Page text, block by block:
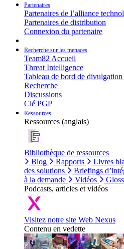
Partenaires
Partenaires de l’alliance
Partenaires de distribution
Connexion du partenaire
Recherche sur les menaces
Team82 Accueil
Threat Intelligence
Tableau de bord de
Recherche
Discussions
Clé PGP
Ressources
Ressources (anglais)
Bibliothèque de ressources
Blog
Rapports Livres
des solutions
Briefings
à la demande
Vidéos
Podcasts, articles et vidéos
Visitez notre site Web Nexus
Contenu en vedette